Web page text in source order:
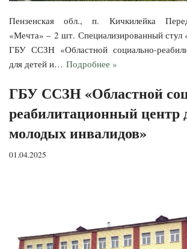
Пензенская обл., п. Кичкилейка
«Мечта» – 2 шт. Специализированный
ГБУ ССЗН «Областной социально-
для детей и… Подробнее »
ГБУ ССЗН «Областной
реабилитационный центр
молодых инвалидов»
01.04.2025